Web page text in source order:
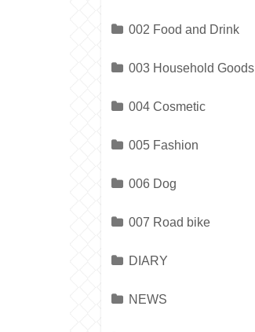
002 Food and Drink
003 Household Goods
004 Cosmetic
005 Fashion
006 Dog
007 Road bike
DIARY
NEWS